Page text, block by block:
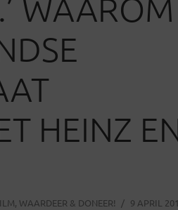
HEINZ
, WAARDEER & DONEER!
9 APRIL